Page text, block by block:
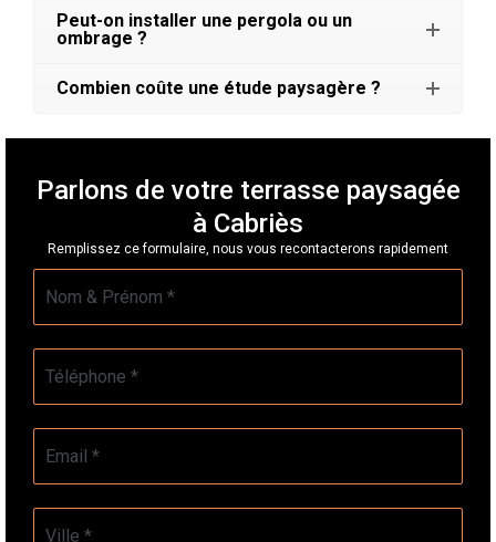
Peut-on installer une pergola ou un
ombrage ?
Combien coûte une étude paysagère ?
Parlons de votre terrasse paysagée
à Cabriès
Remplissez ce formulaire, nous vous recontacterons rapidement
mail
*